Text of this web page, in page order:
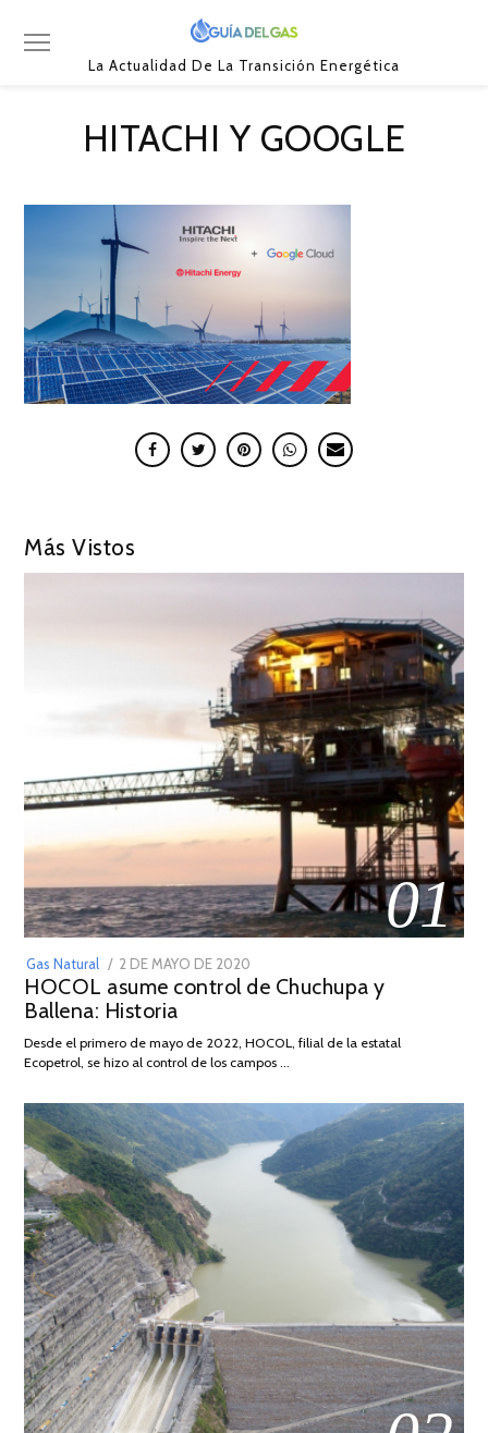
La Actualidad De La Transición Energética
HITACHI Y GOOGLE
Más Vistos
01
Gas Natural
POSTED
ON
2 DE MAYO DE 2020
DE
2026
HOCOL asume control de Chuchupa y
Ballena: Historia
Desde el primero de mayo de 2022, HOCOL, filial de la estatal
Ecopetrol, se hizo al control de los campos …